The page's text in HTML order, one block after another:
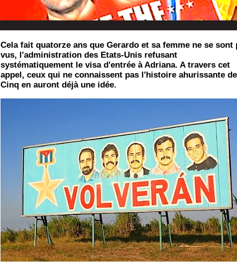
Cela fait quatorze ans que Gerardo et sa femme ne se sont
vus, l'administration des Etats-Unis refusant
systématiquement le visa d'entrée à Adriana. A travers cet
appel, ceux qui ne connaissent pas l'histoire ahurissante
Cinq en auront déjà une idée.